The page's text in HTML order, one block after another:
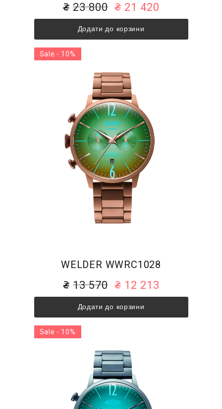
23 800 21 420
Додати до корзини
WELDER WWRC1028
13 570 12 213
Додати до корзини
Sale - 10%
Sale - 10%